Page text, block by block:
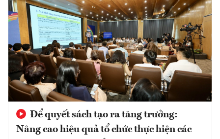
Để quyết sách tạo ra tăng trưởng:
Nâng cao hiệu quả tổ chức thực hiện các